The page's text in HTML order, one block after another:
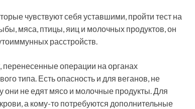
чувствуют себя уставшими, пройти тест на
мяса, птицы, яиц и молочных продуктов, он
расстройств.
перенесенные операции на органах
типа. Есть опасность и для веганов, не
не едят мясо и молочные продукты. Для
а кому-то потребуются дополнительные